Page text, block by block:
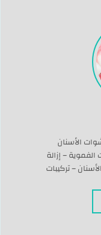
الأسنان
الفموية – إزالة
– تركيبات
تشخيصية –